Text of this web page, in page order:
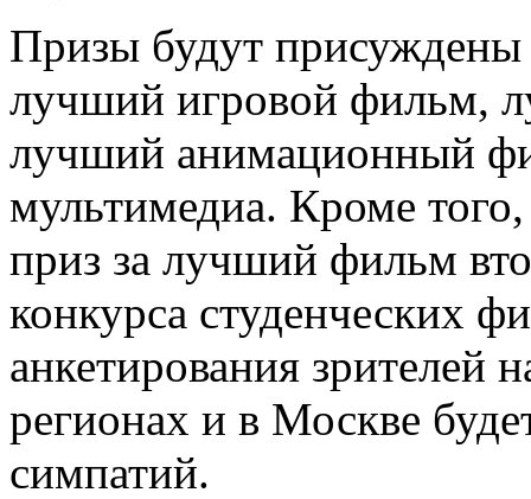
Призы будут
лучший игровой фильм,
лучший анимационный
мультимедиа. Кроме
приз за лучший фильм
конкурса студенческих
анкетирования зрителей
регионах и в Москве
симпатий.